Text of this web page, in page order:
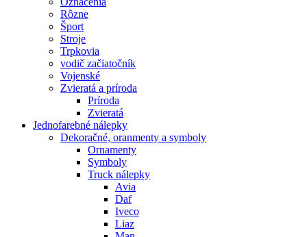
Rôzne
Šport
Stroje
Trpkovia
vodič začiatočník
Vojenské
Zvieratá a príroda
Príroda
Zvieratá
Jednofarebné nálepky
Dekoračné, oranmenty a symboly
Ornamenty
Symboly
Truck nálepky
Avia
Daf
Iveco
Liaz